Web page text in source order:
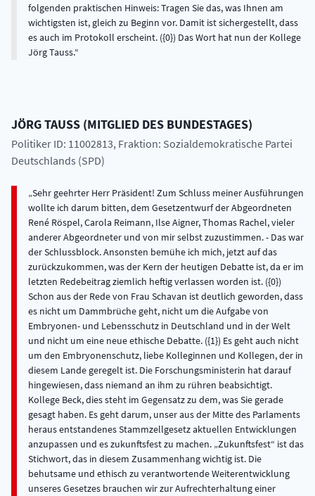
folgenden praktischen Hinweis: Tragen Sie das, was Ihnen am
wichtigsten ist, gleich zu Beginn vor. Damit ist sichergestellt, dass
es auch im Protokoll erscheint. ({0}) Das Wort hat nun der Kollege
Jörg Tauss.
JÖRGTAUSS (MITGLIED DES BUNDESTAGES)
Politiker ID: 11002813, Fraktion: Sozialdemokratische Partei
Deutschlands (SPD)
Sehr geehrter Herr Präsident! Zum Schluss meiner Ausführungen
wollte ich darum bitten, dem Gesetzentwurf der Abgeordneten
René Röspel, Carola Reimann, Ilse Aigner, Thomas Rachel, vieler
anderer Abgeordneter und von mir selbst zuzustimmen. - Das war
der Schlussblock. Ansonsten bemühe ich mich, jetzt auf das
zurückzukommen, was der Kern der heutigen Debatte ist, da er im
letzten Redebeitrag ziemlich heftig verlassen worden ist. ({0})
Schon aus der Rede von Frau Schavan ist deutlich geworden, dass
es nicht um Dammbrüche geht, nicht um die Aufgabe von
Embryonen- und Lebensschutz in Deutschland und in der Welt
und nicht um eine neue ethische Debatte. ({1}) Es geht auch nicht
um den Embryonenschutz, liebe Kolleginnen und Kollegen, der in
diesem Lande geregelt ist. Die Forschungsministerin hat darauf
hingewiesen, dass niemand an ihm zu rühren beabsichtigt.
Kollege Beck, dies steht im Gegensatz zu dem, was Sie gerade
gesagt haben. Es geht darum, unser aus der Mitte des Parlaments
heraus entstandenes Stammzellgesetz aktuellen Entwicklungen
anzupassen und es zukunftsfest zu machen. „Zukunftsfest“ ist das
Stichwort, das in diesem Zusammenhang wichtig ist. Die
behutsame und ethisch zu verantwortende Weiterentwicklung
unseres Gesetzes brauchen wir zur Aufrechterhaltung einer